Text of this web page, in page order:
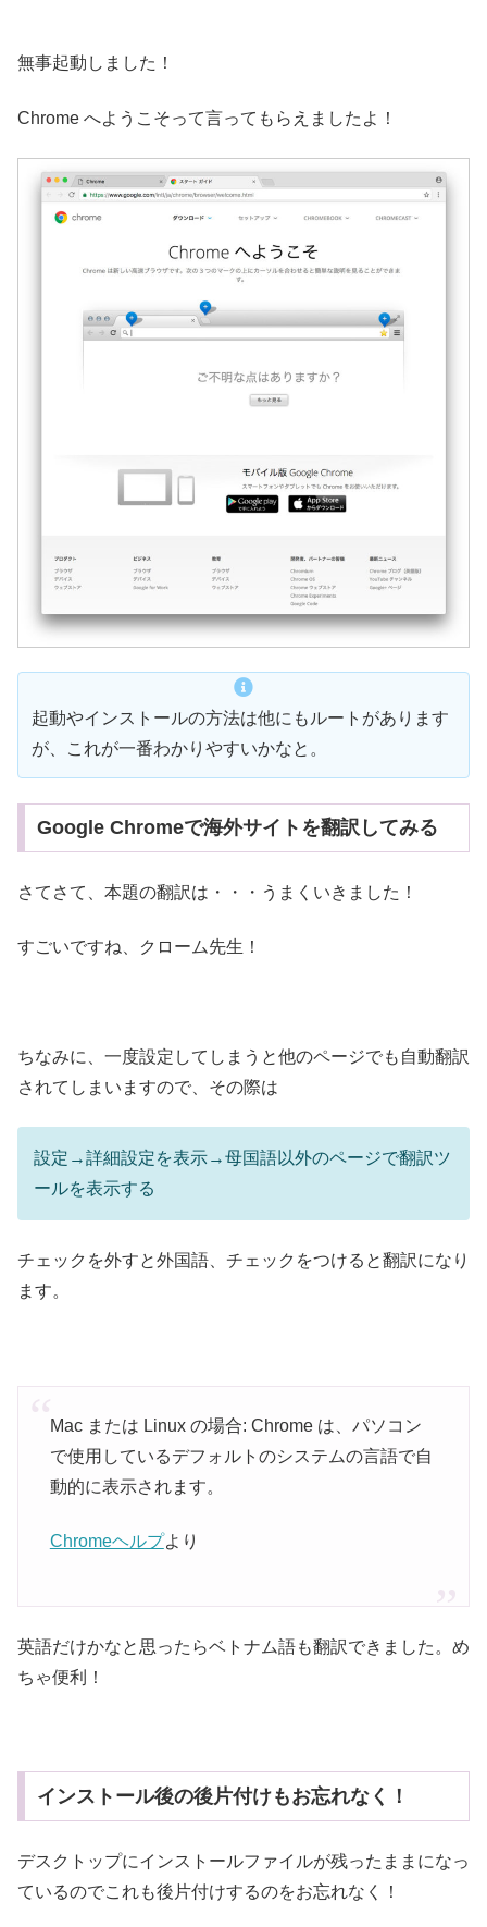
無事起動しました！
Chrome へようこそって言ってもらえましたよ！
起動やインストールの方法は他にもルートがあります
が、これが一番わかりやすいかなと。
Google Chromeで海外サイトを翻訳してみる
さてさて、本題の翻訳は・・・うまくいきました！
すごいですね、クローム先生！
ちなみに、一度設定してしまうと他のページでも自動翻訳
されてしまいますので、その際は
設定→詳細設定を表示→母国語以外のページで翻訳ツ
ールを表示する
チェックを外すと外国語、チェックをつけると翻訳になり
ます。
Mac または Linux の場合: Chrome は、パソコン
で使用しているデフォルトのシステムの言語で自
動的に表示されます。
Chromeヘルプより
英語だけかなと思ったらベトナム語も翻訳できました。め
ちゃ便利！
インストール後の後片付けもお忘れなく！
デスクトップにインストールファイルが残ったままになっ
ているのでこれも後片付けするのをお忘れなく！